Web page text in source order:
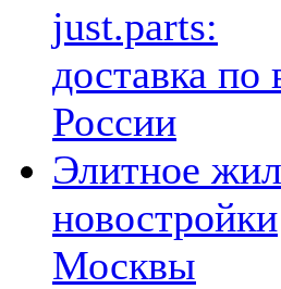
just.parts:
доставка по
России
Элитное
новостройки
Москвы